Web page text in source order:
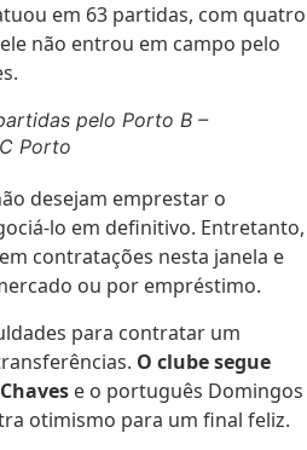
em 63 partidas, com quatro
não entrou em campo pelo
pelo Porto B –
Porto
desejam emprestar o
lo em definitivo. Entretanto,
contratações nesta janela e
ou por empréstimo.
para contratar um
O clube segue
e o português Domingos
otimismo para um final feliz.